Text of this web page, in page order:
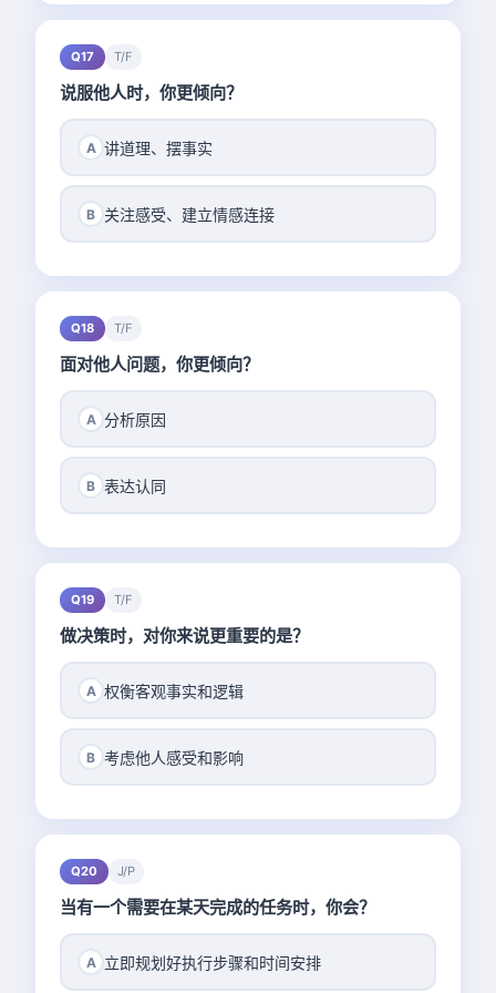
Q17 T/F
说服他人时，你更倾向？
A 讲道理、摆事实
B 关注感受、建立情感连接
Q18 T/F
面对他人问题，你更倾向？
A 分析原因
B 表达认同
Q19 T/F
做决策时，对你来说更重要的是？
A 权衡客观事实和逻辑
B 考虑他人感受和影响
Q20 J/P
当有一个需要在某天完成的任务时，你会？
A 立即规划好执行步骤和时间安排